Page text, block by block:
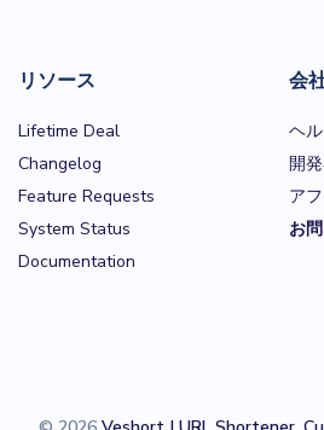
リソース
Lifetime Deal
Changelog
Feature Requests
System Status
Documentation
会
ヘ
開
ア
お